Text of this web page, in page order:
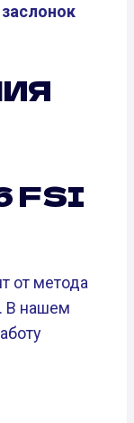
FSI
от метода
В нашем